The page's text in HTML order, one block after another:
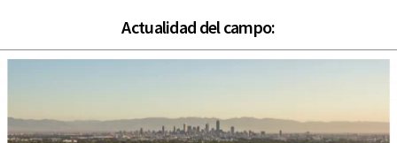
Actualidad del campo: